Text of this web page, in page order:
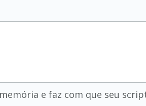
e faz com que seu